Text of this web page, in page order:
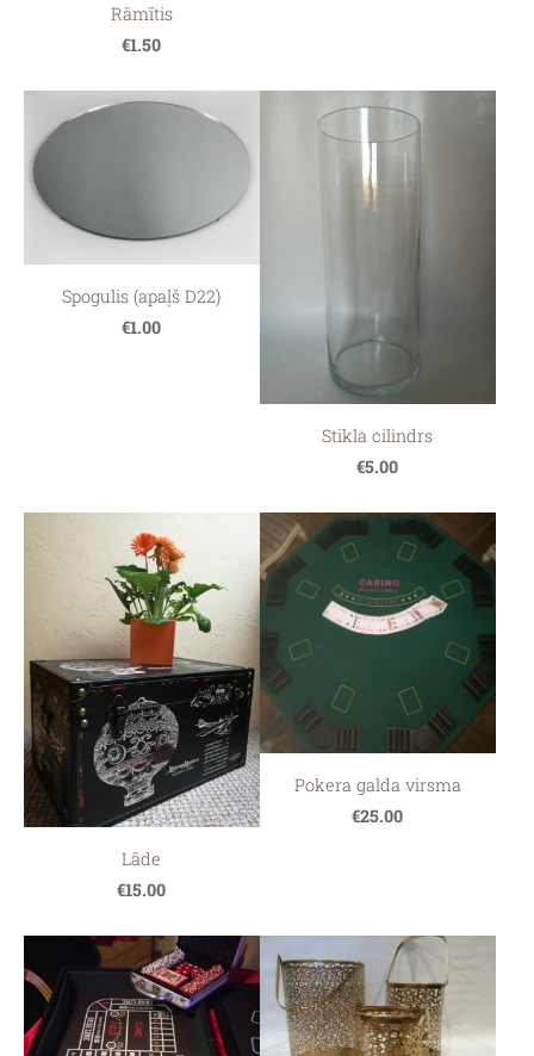
Rāmītis
€1.50
Spogulis (apaļš D22)
€1.00
Stikla cilindrs
€5.00
Lāde
€15.00
Pokera galda virsma
€25.00